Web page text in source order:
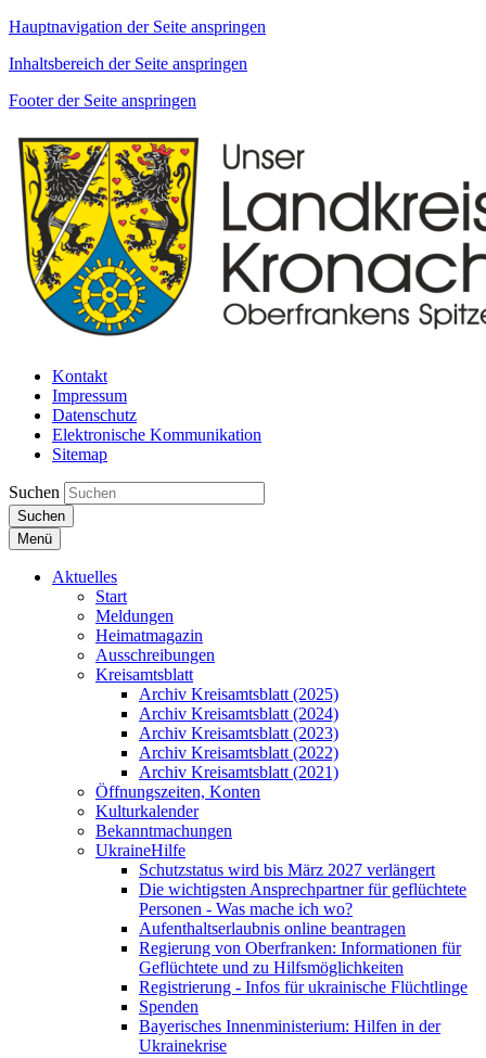
Hauptnavigation der Seite anspringen
Inhaltsbereich der Seite anspringen
Footer der Seite anspringen
Kontakt
Impressum
Datenschutz
Elektronische Kommunikation
Sitemap
Suchen
Suchen
Menü
Aktuelles
Start
Meldungen
Heimatmagazin
Ausschreibungen
Kreisamtsblatt
Archiv Kreisamtsblatt (2025)
Archiv Kreisamtsblatt (2024)
Archiv Kreisamtsblatt (2023)
Archiv Kreisamtsblatt (2022)
Archiv Kreisamtsblatt (2021)
Öffnungszeiten, Konten
Kulturkalender
Bekanntmachungen
UkraineHilfe
Schutzstatus wird bis März 2027 verlängert
Die wichtigsten Ansprechpartner für geflüchtete
Personen - Was mache ich wo?
Aufenthaltserlaubnis online beantragen
Regierung von Oberfranken: Informationen für
Geflüchtete und zu Hilfsmöglichkeiten
Registrierung - Infos für ukrainische Flüchtlinge
Spenden
Bayerisches Innenministerium: Hilfen in der
Ukrainekrise